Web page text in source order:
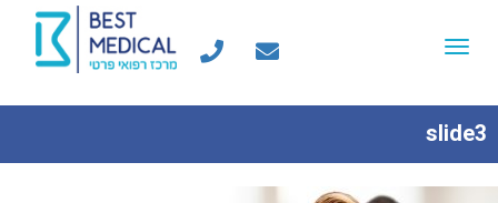
Toggle
slide3